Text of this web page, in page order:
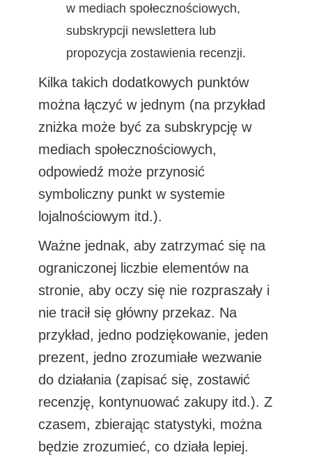
w mediach społecznościowych,
subskrypcji newslettera lub
propozycja zostawienia recenzji.
Kilka takich dodatkowych punktów
można łączyć w jednym (na przykład
zniżka może być za subskrypcję w
mediach społecznościowych,
odpowiedź może przynosić
symboliczny punkt w systemie
lojalnościowym itd.).
Ważne jednak, aby zatrzymać się na
ograniczonej liczbie elementów na
stronie, aby oczy się nie rozpraszały i
nie tracił się główny przekaz. Na
przykład, jedno podziękowanie, jeden
prezent, jedno zrozumiałe wezwanie
do działania (zapisać się, zostawić
recenzję, kontynuować zakupy itd.). Z
czasem, zbierając statystyki, można
będzie zrozumieć, co działa lepiej.